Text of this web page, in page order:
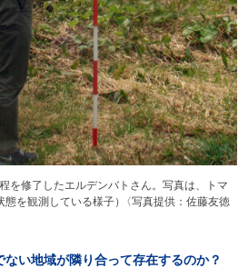
を修了したエルデンバトさん。写真は、トマ
態を観測している様子）
〈写真提供：佐藤友徳
ない地域が隣り合って存在するのか？